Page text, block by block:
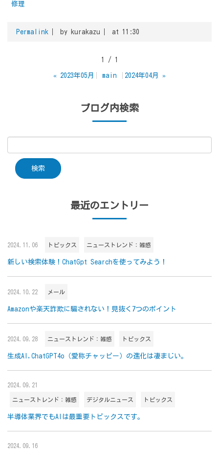
修理
Permalink by kurakazu at 11:30
1 / 1
« 2023年05月 main 2024年04月 »
ブログ内検索
最近のエントリー
2024.11.06 トピックス ニューストレンド：雑感
新しい検索体験！ChatGpt Searchを使ってみよう！
2024.10.22 メール
Amazonや楽天詐欺に騙されない！見抜く7つのポイント
2024.09.28 ニューストレンド：雑感 トピックス
生成AI,ChatGPT4o（愛称チャッピー）の進化は凄まじい。
2024.09.21
ニューストレンド：雑感 デジタルニュース トピックス
半導体業界でもAIは最重要トピックスです。
2024.09.16